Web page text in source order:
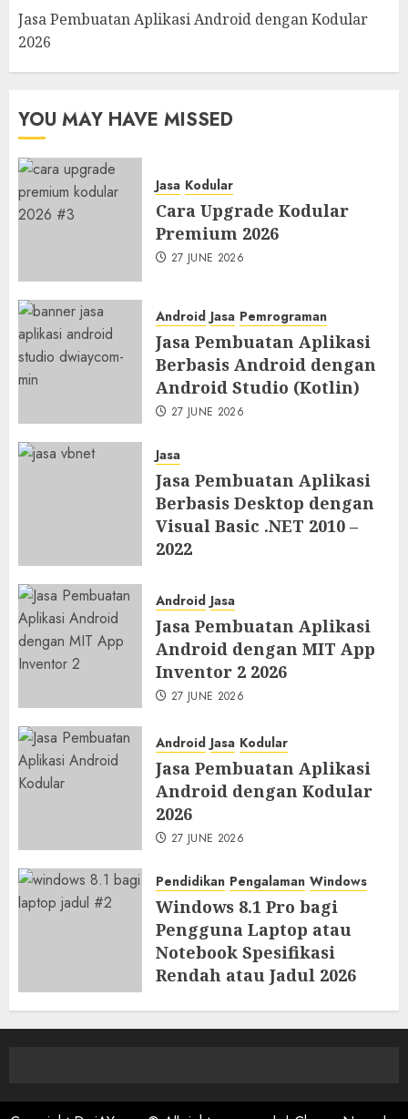
Jasa Pembuatan Aplikasi Android dengan Kodular
2026
YOU MAY HAVE MISSED
Jasa Kodular
Cara Upgrade Kodular
Premium 2026
27 JUNE 2026
Android Jasa Pemrograman
Jasa Pembuatan Aplikasi
Berbasis Android dengan
Android Studio (Kotlin)
27 JUNE 2026
Jasa
Jasa Pembuatan Aplikasi
Berbasis Desktop dengan
Visual Basic .NET 2010 –
2022
Android Jasa
Jasa Pembuatan Aplikasi
Android dengan MIT App
Inventor 2 2026
27 JUNE 2026
Android Jasa Kodular
Jasa Pembuatan Aplikasi
Android dengan Kodular
2026
27 JUNE 2026
Pendidikan Pengalaman Windows
Windows 8.1 Pro bagi
Pengguna Laptop atau
Notebook Spesifikasi
Rendah atau Jadul 2026